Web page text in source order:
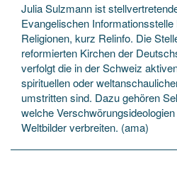
Julia Sulzmann ist
Evangelischen
Religionen, kurz Relinfo. Die
reformierten Kirchen der
verfolgt die in der Schweiz
spirituellen oder
umstritten sind. Dazu gehören
welche
Weltbilder verbreiten. (ama)